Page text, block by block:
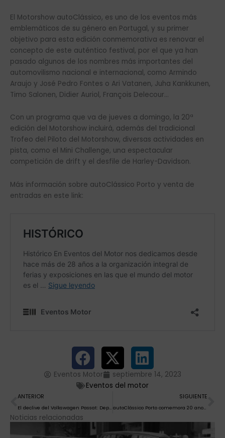
El Motorshow autoClássico, es uno de los eventos más
emblemáticos de su género en Portugal, y su primer
objetivo para esta edición conmemorativa es renovar el
concepto de este auténtico festival, por el que ya han
pasado algunos de los nombres más importantes del
automovilismo nacional e internacional, como Armindo
Araujo y José Pedro Fontes o Ari Vatanen, Juha Kankkunen,
Timo Salonen, Didier Auriol, François Delecour…
Con un programa que va de jueves a domingo, la 20ª
edición del Motorshow incluirá, además del tradicional
Trofeo del Piloto del Motorshow, diversas actividades en
pista, como el Mini Challenge, una espectacular
competición de drift y el desfile de Harley-Davidson.
Más información sobre autoClássico Porto y venta de
entradas en este link:
Eventos Motor
septiembre 14, 2023
Eventos del motor
Ant
ANTERIOR
El declive del Volkswagen Passat: Deportividad y potencia en el olvido
SIGUIENTE
autoClássico Porto comemora 20 anos de história de 5 a 8 de outubro
Noticias relacionadas